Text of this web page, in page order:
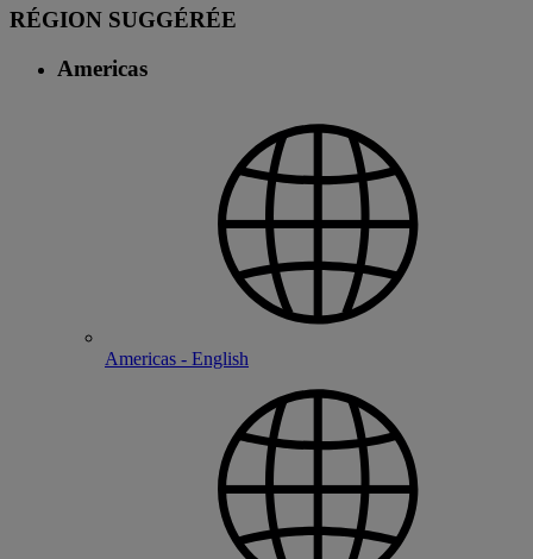
RÉGION SUGGÉRÉE
Americas
Americas - English